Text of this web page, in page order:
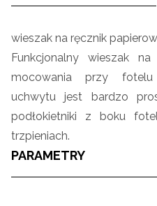
wieszak na ręcznik
Funkcjonalny wieszak
mocowania przy fotelu
uchwytu jest bardzo
podłokietniki z boku
trzpieniach.
PARAMETRY